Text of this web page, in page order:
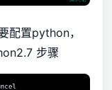
配置python，
步骤